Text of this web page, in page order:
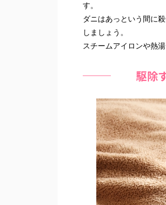
す。
ダニはあっという間に
しましょう。
スチームアイロンや熱
駆除